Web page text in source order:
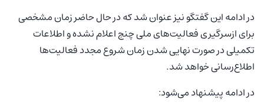
در ادامه این گفتگو نیز عنوان شد که در حال حاضر زمان مشخصی
برای ازسرگیری فعالیت‌های ملی چنج اعلام نشده و اطلاعات
تکمیلی در صورت نهایی شدن زمان شروع مجدد فعالیت‌ها
اطلاع‌رسانی خواهد شد.
در ادامه پیشنهاد می‌شود: